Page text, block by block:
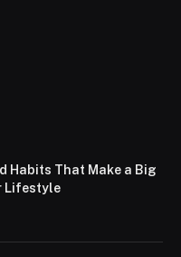
Habits That Make a Big
Lifestyle